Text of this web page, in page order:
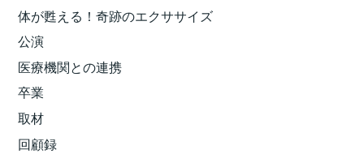
体が甦える！奇跡のエクササイズ
公演
医療機関との連携
卒業
取材
回顧録